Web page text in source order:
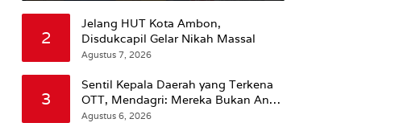
2
Jelang HUT Kota Ambon,
Disdukcapil Gelar Nikah Massal
Agustus 7, 2026
3
Sentil Kepala Daerah yang Terkena
OTT, Mendagri: Mereka Bukan Anak
Kemarin Sore
Agustus 6, 2026